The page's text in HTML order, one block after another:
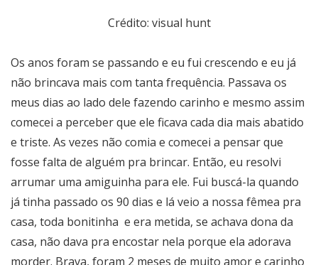
Crédito: visual hunt
Os anos foram se passando e eu fui crescendo e eu já
não brincava mais com tanta frequência. Passava os
meus dias ao lado dele fazendo carinho e mesmo assim
comecei a perceber que ele ficava cada dia mais abatido
e triste. As vezes não comia e comecei a pensar que
fosse falta de alguém pra brincar. Então, eu resolvi
arrumar uma amiguinha para ele. Fui buscá-la quando
já tinha passado os 90 dias e lá veio a nossa fêmea pra
casa, toda bonitinha e era metida, se achava dona da
casa, não dava pra encostar nela porque ela adorava
morder. Brava, foram 2 meses de muito amor e carinho